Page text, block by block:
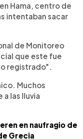
Hama, centro de
intentaban sacar
de Monitoreo
que este fue
registrado".
Muchos
a las lluvia
en naufragio de
Grecia